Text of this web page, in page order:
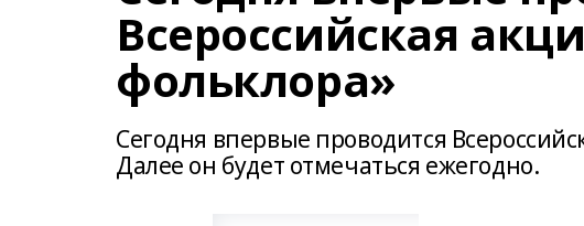
Всероссийская
фольклора»
Сегодня впервые проводится
Далее он будет отмечаться ежегодно.